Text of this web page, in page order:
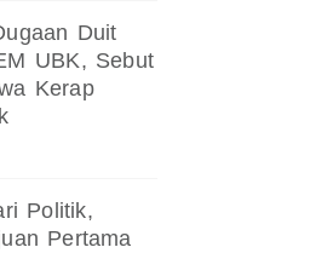
Duit
UBK, Sebut
Kerap
Politik,
Pertama